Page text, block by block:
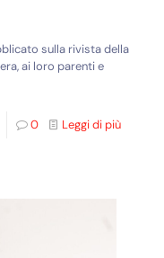
sulla rivista della
ai loro parenti e
0 Leggi di più